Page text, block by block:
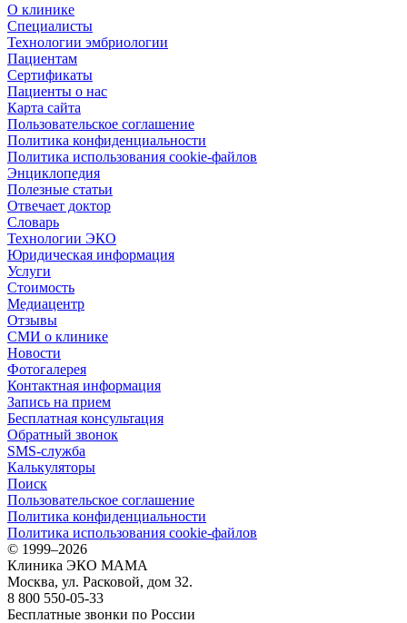
О клинике
Специалисты
Технологии эмбриологии
Пациентам
Сертификаты
Пациенты о нас
Карта сайта
Пользовательское соглашение
Политика конфиденциальности
Политика использования cookie-файлов
Энциклопедия
Полезные статьи
Отвечает доктор
Словарь
Технологии ЭКО
Юридическая информация
Услуги
Стоимость
Медиацентр
Отзывы
СМИ о клинике
Новости
Фотогалерея
Контактная информация
Запись на прием
Бесплатная консультация
Обратный звонок
SMS-служба
Калькуляторы
Поиск
Пользовательское соглашение
Политика конфиденциальности
Политика использования cookie-файлов
© 1999–2026
Клиника ЭКО МАМА
Москва, ул. Расковой, дом 32.
8 800 550-05-33
Бесплатные звонки по России